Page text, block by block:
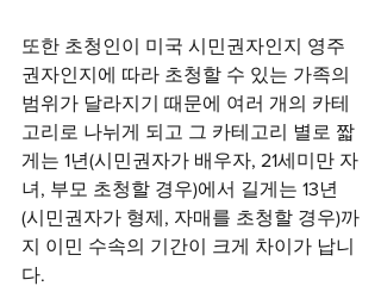
또한 초청인이 미국 시민권자인지 영주
권자인지에 따라 초청할 수 있는 가족의
범위가 달라지기 때문에 여러 개의 카테
고리로 나뉘게 되고 그 카테고리 별로 짧
게는 1년(시민권자가 배우자, 21세미만 자
녀, 부모 초청할 경우)에서 길게는 13년
(시민권자가 형제, 자매를 초청할 경우)까
지 이민 수속의 기간이 크게 차이가 납니
다.